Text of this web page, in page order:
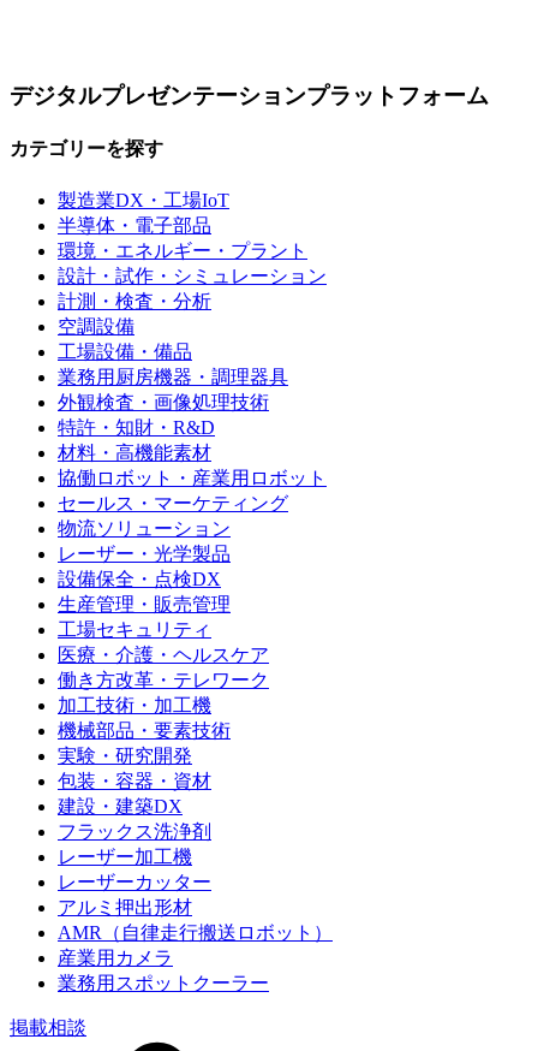
デジタルプレゼンテーションプラットフォーム
カテゴリーを探す
製造業DX・工場IoT
半導体・電子部品
環境・エネルギー・プラント
設計・試作・シミュレーション
計測・検査・分析
空調設備
工場設備・備品
業務用厨房機器・調理器具
外観検査・画像処理技術
特許・知財・R&D
材料・高機能素材
協働ロボット・産業用ロボット
セールス・マーケティング
物流ソリューション
レーザー・光学製品
設備保全・点検DX
生産管理・販売管理
工場セキュリティ
医療・介護・ヘルスケア
働き方改革・テレワーク
加工技術・加工機
機械部品・要素技術
実験・研究開発
包装・容器・資材
建設・建築DX
フラックス洗浄剤
レーザー加工機
レーザーカッター
アルミ押出形材
AMR（自律走行搬送ロボット）
産業用カメラ
業務用スポットクーラー
掲載相談